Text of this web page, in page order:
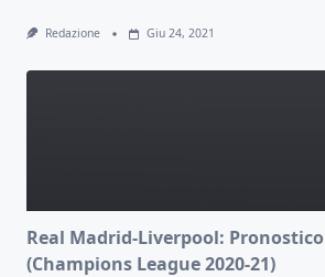
Redazione Giu 24, 2021
Real Madrid-Liverpool:
(Champions League 2020-21)